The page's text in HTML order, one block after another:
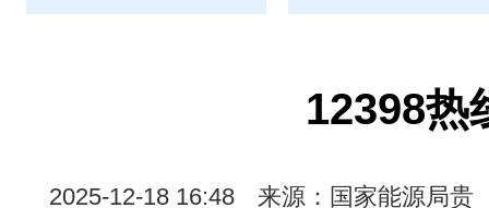
12398热
2025-12-18 16:48
来源：国家能源局贵